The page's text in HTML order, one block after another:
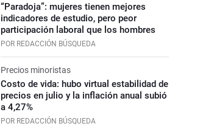
“Paradoja”: mujeres tienen mejores
indicadores de estudio, pero peor
participación laboral que los hombres
POR REDACCIÓN BÚSQUEDA
Precios minoristas
Costo de vida: hubo virtual estabilidad de
precios en julio y la inflación anual subió
a 4,27%
POR REDACCIÓN BÚSQUEDA